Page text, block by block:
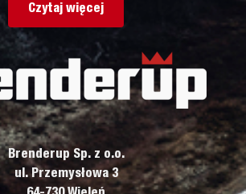
Czytaj więcej
Brenderup Sp. z o.o.
ul. Przemysłowa 3